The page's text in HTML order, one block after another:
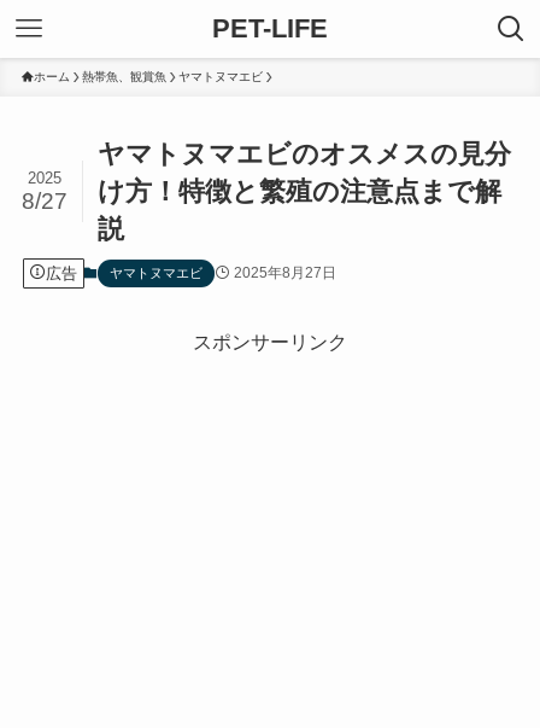
PET-LIFE
ホーム 熱帯魚、観賞魚 ヤマトヌマエビ
ヤマトヌマエビのオスメスの見分
け方！特徴と繁殖の注意点まで解
説
2025
8/27
広告 ヤマトヌマエビ 2025年8月27日
スポンサーリンク